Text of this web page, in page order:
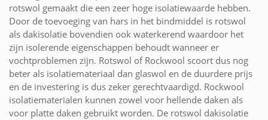
rotswol gemaakt die een zeer hoge isolatiewaarde hebben.
Door de toevoeging van hars in het bindmiddel is rotswol
als dakisolatie bovendien ook waterkerend waardoor het
zijn isolerende eigenschappen behoudt wanneer er
vochtproblemen zijn. Rotswol of Rockwool scoort dus nog
beter als isolatiemateriaal dan glaswol en de duurdere prijs
en de investering is dus zeker gerechtvaardigd. Rockwool
isolatiematerialen kunnen zowel voor hellende daken als
voor platte daken gebruikt worden. De rotswol dakisolatie